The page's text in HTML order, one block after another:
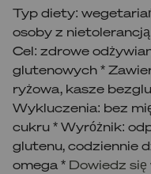
Typ diety:
osoby z
Cel: zdrowe
glutenowych *
ryżowa, kasze
Wykluczenia: bez
cukru * Wyróżnik:
glutenu, codziennie
omega * Dowiedz się